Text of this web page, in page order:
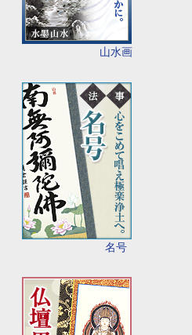
山水画
名号